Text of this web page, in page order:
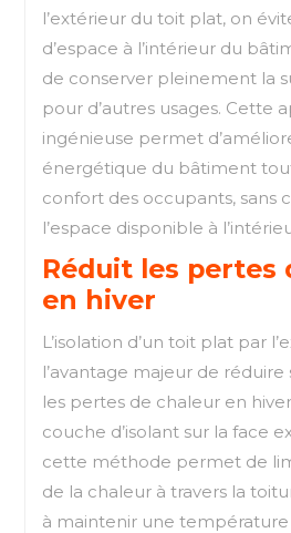
l’extérieur du toit plat, on
d’espace à l’intérieur du
de conserver pleinement la
pour d’autres usages. Cette
ingénieuse permet
énergétique du bâtiment
confort des occupants, sans
l’espace disponible à
Réduit les pertes
en hiver
L’isolation d’un toit plat par
l’avantage majeur de
les pertes de chaleur en
couche d’isolant sur la face
cette méthode permet de
de la chaleur à travers la
à maintenir une